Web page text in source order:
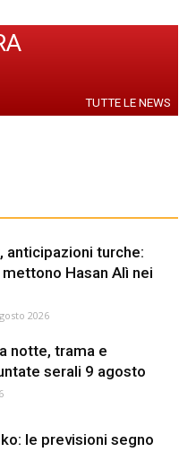
TUTTE LE NEWS
anticipazioni turche:
mettono Hasan Alì nei
2026
notte, trama e
serali 9 agosto
le previsioni segno